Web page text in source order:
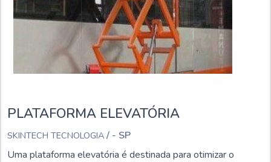
PLATAFORMA ELEVATÓRIA
SKINTECH TECNOLOGIA / - SP
Uma plataforma elevatória é destinada para otimizar o